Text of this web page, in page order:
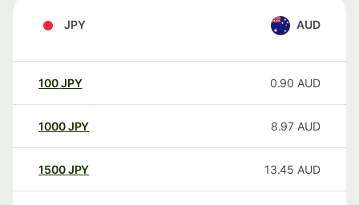
JPY AUD
100JPY 0.90 AUD
1000JPY 8.97 AUD
1500JPY 13.45 AUD